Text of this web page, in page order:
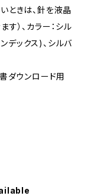
ときは、針を液晶
）、カラー：シル
デックス)、シルバ
ダウンロード用